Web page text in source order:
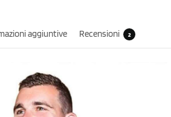
aggiuntive Recensioni 2